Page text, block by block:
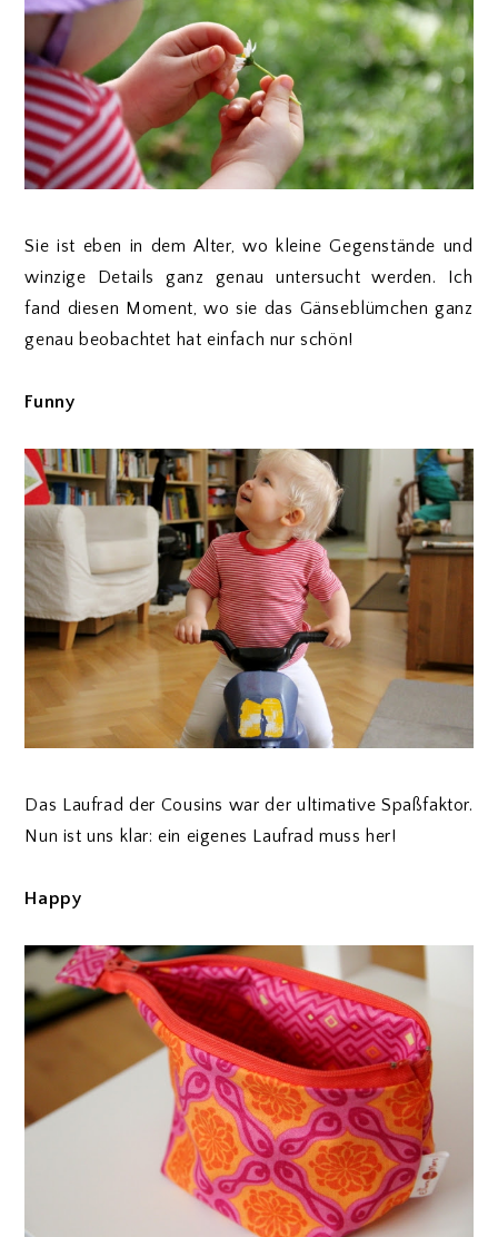
Sie ist eben in dem Alter, wo kleine Gegenstände und
winzige Details ganz genau untersucht werden. Ich
fand diesen Moment, wo sie das Gänseblümchen ganz
genau beobachtet hat einfach nur schön!
Funny
Das Laufrad der Cousins war der ultimative Spaßfaktor.
Nun ist uns klar: ein eigenes Laufrad muss her!
Happy